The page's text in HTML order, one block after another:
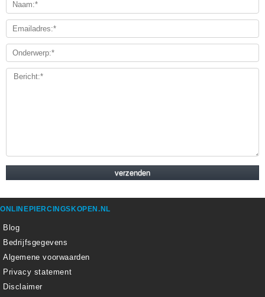
ONLINEPIERCINGSKOPEN.NL
Blog
Bedrijfsgegevens
Algemene voorwaarden
Privacy statement
Disclaimer